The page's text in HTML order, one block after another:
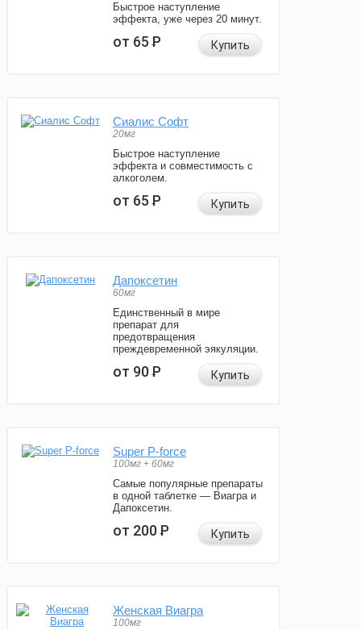
Быстрое наступление
эффекта, уже через 20 минут.
от 65Р Купить
Сиалис Софт
20мг
Быстрое наступление
эффекта и совместимость с
алкоголем.
от 65Р Купить
Дапоксетин
60мг
Единственный в мире
препарат для
предотвращения
преждевременной эякуляции.
от 90Р Купить
Super P-force
100мг + 60мг
Самые популярные препараты
в одной таблетке — Виагра и
Дапоксетин.
от 200Р Купить
Женская Виагра
100мг